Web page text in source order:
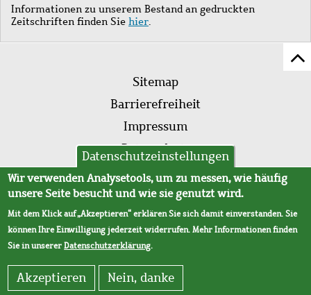
Informationen zu unserem Bestand an gedruckten
Zeitschriften finden Sie hier.
Fußleistenmenü
Sitemap
Barrierefreiheit
Impressum
Datenschutz
AVB
Datenschutzeinstellungen
Wir verwenden Analysetools, um zu messen, wie häufig
unsere Seite besucht und wie sie genutzt wird.
Mit dem Klick auf „Akzeptieren“ erklären Sie sich damit einverstanden. Sie
können Ihre Einwilligung jederzeit widerrufen. Mehr Informationen finden
Sie in unsererDatenschutzerklärung.
Akzeptieren Nein, danke